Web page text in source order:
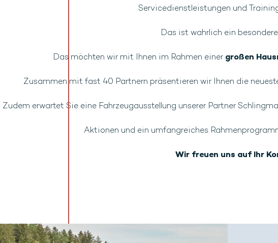
Servicedienstleistungen und
Das ist wahrlich ein
Das möchten wir mit Ihnen im Rahmen einer großen
Zusammen mit fast 40 Partnern präsentieren wir Ihnen die
Zudem erwartet Sie eine Fahrzeugausstellung unserer Partner
Aktionen und ein umfangreiches
Wir freuen uns auf Ihr